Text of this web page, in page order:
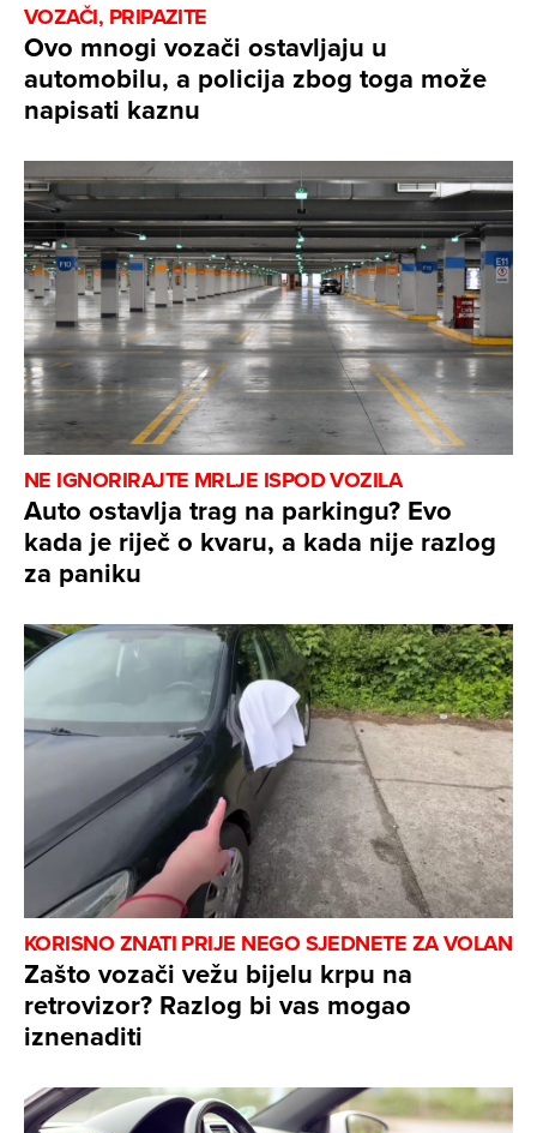
VOZAČI, PRIPAZITE
Ovo mnogi vozači ostavljaju u
automobilu, a policija zbog toga može
napisati kaznu
NE IGNORIRAJTE MRLJE ISPOD VOZILA
Auto ostavlja trag na parkingu? Evo
kada je riječ o kvaru, a kada nije razlog
za paniku
KORISNO ZNATI PRIJE NEGO SJEDNETE ZA VOLAN
Zašto vozači vežu bijelu krpu na
retrovizor? Razlog bi vas mogao
iznenaditi